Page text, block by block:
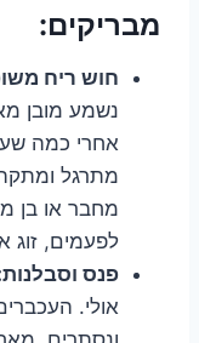
מבריקים:
חוש ריח
נשמע מובן
אחרי כמה
מתרגל
מחבר או בן
לפעמים, זוג
פנס
אולי.